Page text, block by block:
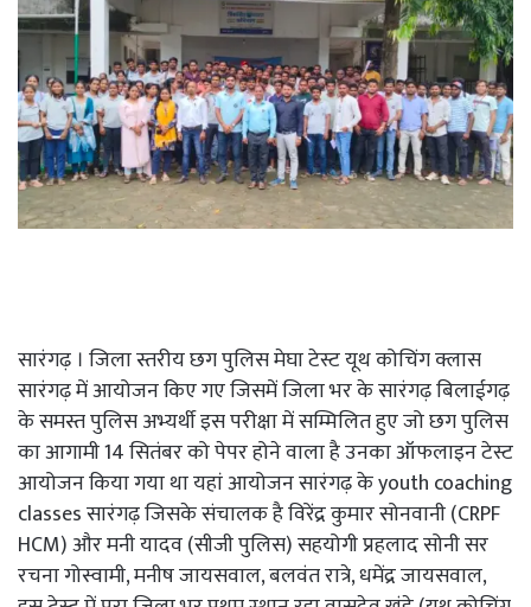
सारंगढ़ । जिला स्तरीय छग पुलिस मेघा टेस्ट यूथ कोचिंग क्लास
सारंगढ़ में आयोजन किए गए जिसमें जिला भर के सारंगढ़ बिलाईगढ़
के समस्त पुलिस अभ्यर्थी इस परीक्षा में सम्मिलित हुए जो छग पुलिस
का आगामी 14 सितंबर को पेपर होने वाला है उनका ऑफलाइन टेस्ट
आयोजन किया गया था यहां आयोजन सारंगढ़ के youth coaching
classes सारंगढ़ जिसके संचालक है विरेंद्र कुमार सोनवानी (CRPF
HCM) और मनी यादव (सीजी पुलिस) सहयोगी प्रहलाद सोनी सर
रचना गोस्वामी, मनीष जायसवाल, बलवंत रात्रे, धमेंद्र जायसवाल,